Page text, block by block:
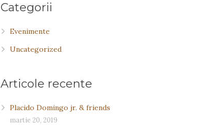
Categorii
Evenimente
Uncategorized
Articole recente
Placido Domingo jr. & friends
martie 20, 2019